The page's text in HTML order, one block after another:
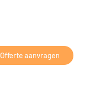
Offerte aanvragen